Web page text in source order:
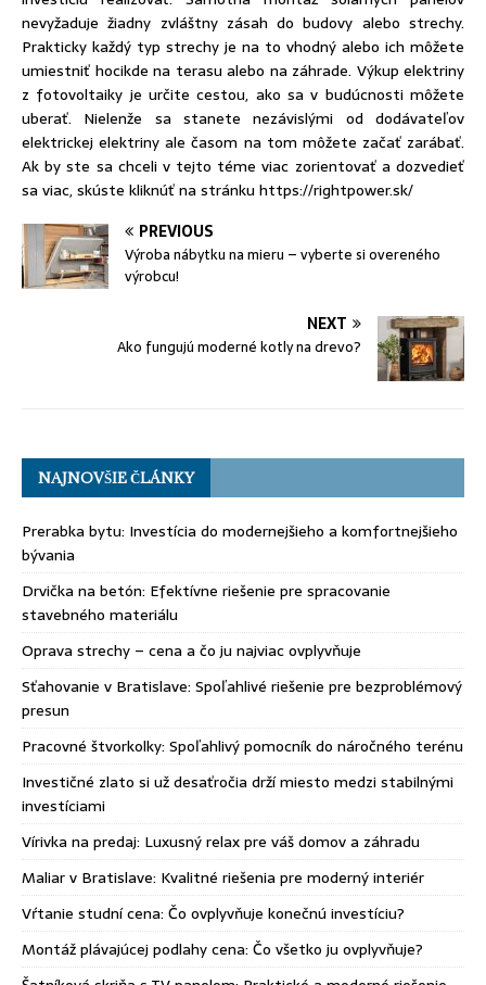
nevyžaduje žiadny zvláštny zásah do budovy alebo strechy.
Prakticky každý typ strechy je na to vhodný alebo ich môžete
umiestniť hocikde na terasu alebo na záhrade. Výkup elektriny
z fotovoltaiky je určite cestou, ako sa v budúcnosti môžete
uberať. Nielenže sa stanete nezávislými od dodávateľov
elektrickej elektriny ale časom na tom môžete začať zarábať.
Ak by ste sa chceli v tejto téme viac zorientovať a dozvedieť
sa viac, skúste kliknúť na stránku https://rightpower.sk/
PREVIOUS
Výroba nábytku na mieru – vyberte si overeného
výrobcu!
NEXT
Ako fungujú moderné kotly na drevo?
NAJNOVŠIE ČLÁNKY
Prerabka bytu: Investícia do modernejšieho a komfortnejšieho
bývania
Drvička na betón: Efektívne riešenie pre spracovanie
stavebného materiálu
Oprava strechy – cena a čo ju najviac ovplyvňuje
Sťahovanie v Bratislave: Spoľahlivé riešenie pre bezproblémový
presun
Pracovné štvorkolky: Spoľahlivý pomocník do náročného terénu
Investičné zlato si už desaťročia drží miesto medzi stabilnými
investíciami
Vírivka na predaj: Luxusný relax pre váš domov a záhradu
Maliar v Bratislave: Kvalitné riešenia pre moderný interiér
Vŕtanie studní cena: Čo ovplyvňuje konečnú investíciu?
Montáž plávajúcej podlahy cena: Čo všetko ju ovplyvňuje?